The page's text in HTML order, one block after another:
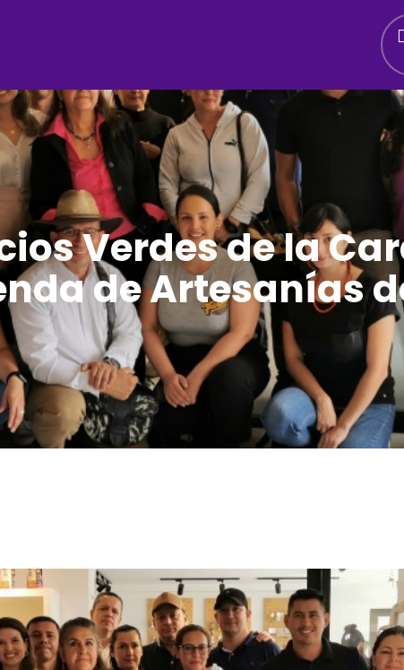
Verdes de la
de Artesanías